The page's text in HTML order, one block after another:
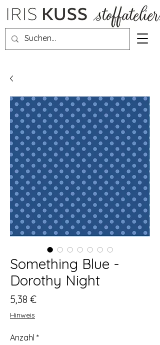
Something Blue -
Dorothy Night
5,38 €Preis
Hinweis
Anzahl *